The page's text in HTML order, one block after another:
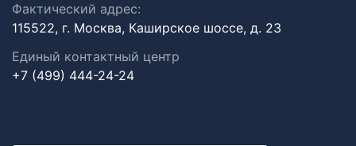
Фактический адрес:
115522, г. Москва, Каширское шоссе, д. 23
Единый контактный центр
+7 (499) 444-24-24